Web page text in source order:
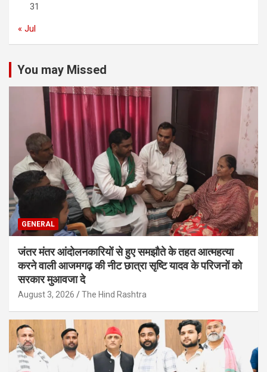
31
« Jul
You may Missed
GENERAL
जंतर मंतर आंदोलनकारियों से हुए समझौते के तहत आत्महत्या
करने वाली आजमगढ़ की नीट छात्रा सृष्टि यादव के परिजनों को
सरकार मुआवजा दे
August 3, 2026 The Hind Rashtra